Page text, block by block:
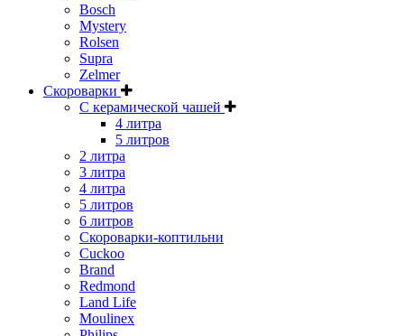
Bosch
Mystery
Rolsen
Supra
Zelmer
Скороварки
С керамической чашей
4 литра
5 литров
2 литра
3 литра
4 литра
5 литров
6 литров
Скороварки-коптильни
Cuckoo
Brand
Redmond
Land Life
Moulinex